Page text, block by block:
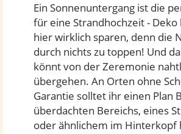
Ein Sonnenuntergang ist die
für eine Strandhochzeit - Deko
hier wirklich sparen, denn die
durch nichts zu toppen! Und
könnt von der Zeremonie
übergehen. An Orten ohne
Garantie solltet ihr einen Plan
überdachten Bereichs, eines
oder ähnlichem im Hinterkopf